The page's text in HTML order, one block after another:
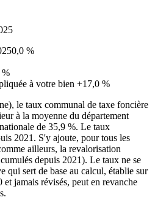
0,0 %
%
à votre bien +17,0 %
le taux communal de taxe foncière
à la moyenne du département
de 35,9 %. Le taux
2021. S'y ajoute, pour tous les
ailleurs, la revalorisation
depuis 2021). Le taux ne se
qui sert de base au calcul, établie sur
et jamais révisés, peut en revanche